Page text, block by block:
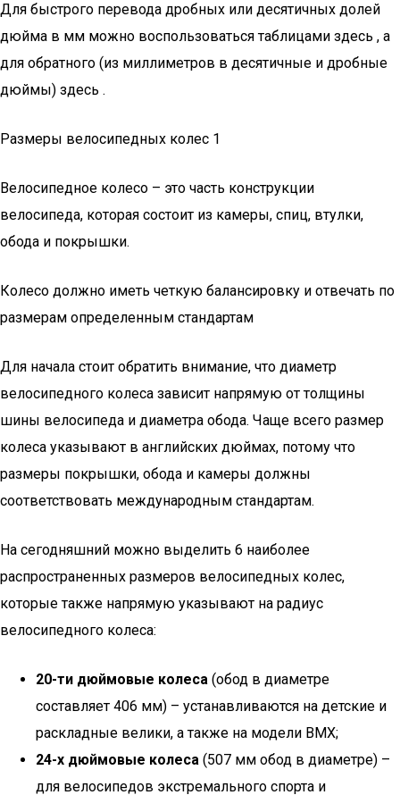
Для быстрого перевода дробных или десятичных долей
дюйма в мм можно воспользоваться таблицами здесь , а
для обратного (из миллиметров в десятичные и дробные
дюймы) здесь .
Размеры велосипедных колес 1
Велосипедное колесо – это часть конструкции
велосипеда, которая состоит из камеры, спиц, втулки,
обода и покрышки.
Колесо должно иметь четкую балансировку и отвечать по
размерам определенным стандартам
Для начала стоит обратить внимание, что диаметр
велосипедного колеса зависит напрямую от толщины
шины велосипеда и диаметра обода. Чаще всего размер
колеса указывают в английских дюймах, потому что
размеры покрышки, обода и камеры должны
соответствовать международным стандартам.
На сегодняшний можно выделить 6 наиболее
распространенных размеров велосипедных колес,
которые также напрямую указывают на радиус
велосипедного колеса:
20-ти дюймовые колеса (обод в диаметре
составляет 406 мм) – устанавливаются на детские и
раскладные велики, а также на модели BMX;
24-х дюймовые колеса (507 мм обод в диаметре) –
для велосипедов экстремального спорта и